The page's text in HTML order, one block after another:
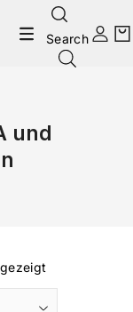
Search
und